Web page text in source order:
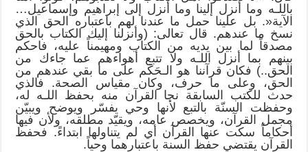
باللـه وما أنزل إلينا وما أنزل إلى إبراهيم وإسماعيل…
الآية«. بل علينا حمل ما عندنا لهم باعتباره الحق الذي
نسخ ما عندهم. قال تعالى: (وأنزلنا إليك الكتاب بالحق
مصدقاً لما بين يديه من الكتاب ومهيمناً عليه، فاحكم
بينهم بما أنزل اللـه ولا تتبع أهواءهم عما جاءك من
الحق..) فكان قرآننا هو الـحَكَم على ما بقي عندهم من
الحق، وعلى ما حرف، وكان مقياس الصحة. فالذي
حدث للكتب السابقة نجا القرآن منه بحفظ اللـه له،
وحفظت السنّة بالتبع لأنها وحي يفسّر ويوضح ويبيّن
مجمل القرآن، ويخصص عامه، ويقيّد مطلقه، ولأن فيها
أحكاماً سكت عنها القرآن أي لم يتناولها ابتداءً. فحفظ
القرآن يقتضي حفظ السنة باعتبارهما وحياً.